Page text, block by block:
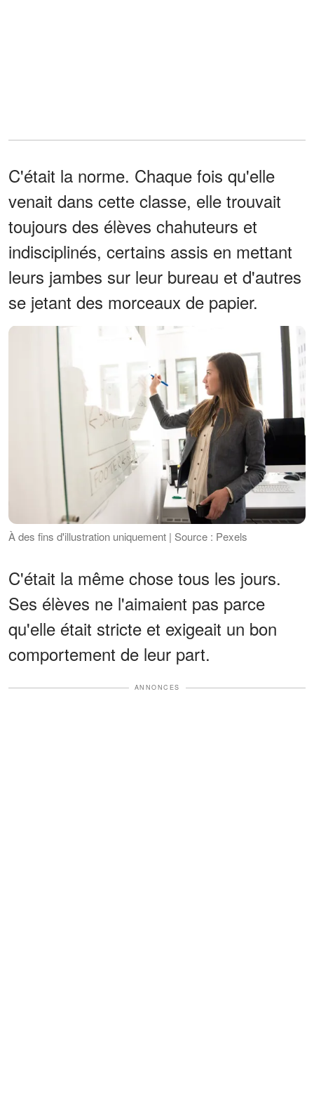
C'était la norme. Chaque fois qu'elle
venait dans cette classe, elle trouvait
toujours des élèves chahuteurs et
indisciplinés, certains assis en mettant
leurs jambes sur leur bureau et d'autres
se jetant des morceaux de papier.
À des fins d'illustration uniquement | Source : Pexels
C'était la même chose tous les jours.
Ses élèves ne l'aimaient pas parce
qu'elle était stricte et exigeait un bon
comportement de leur part.
ANNONCES